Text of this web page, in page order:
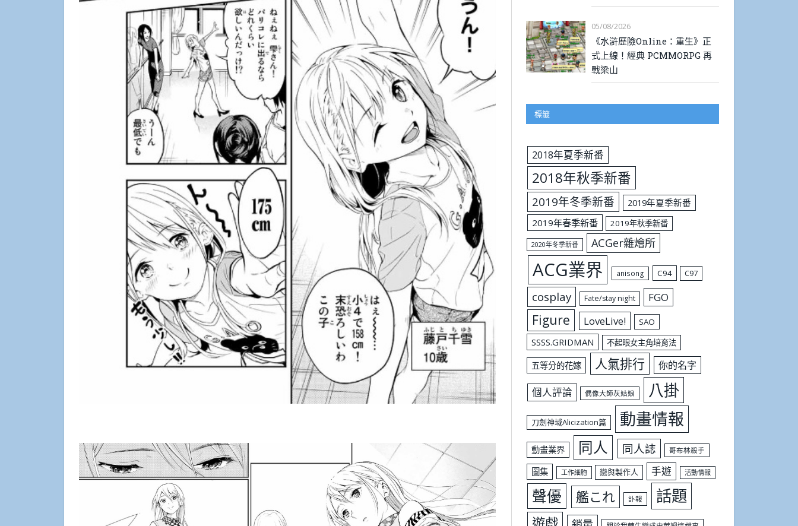
05/08/2026
《水滸歷險Online：重生》正
式上線！經典 PCMMORPG 再
戰梁山
標籤
2018年夏季新番
2018年秋季新番
2019年冬季新番
2019年夏季新番
2019年春季新番
2019年秋季新番
2020年冬季新番 ACGer雜燴所
ACG業界 anisong C94 C97
cosplay Fate/stay night FGO
Figure LoveLive! SAO
SSSS.GRIDMAN 不起眼女主角培育法
五等分的花嫁 人氣排行 你的名字
個人評論 偶像大師灰姑娘 八掛
刀劍神域Alicization篇 動畫情報
動畫業界 同人 同人誌 哥布林殺手
圖集 工作細胞 戀與製作人 手遊 活動情報
聲優 艦これ 訃報 話題